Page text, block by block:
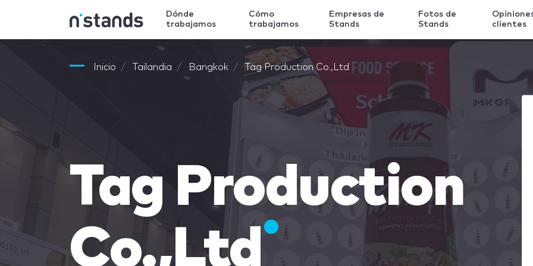
Dónde
trabajamos
Cómo
trabajamos
Empresas de
Stands
Fotos de
Stands
clientes
Inicio Tailandia Bangkok Tag Production Co.,Ltd
Tag Production
Co.,Ltd